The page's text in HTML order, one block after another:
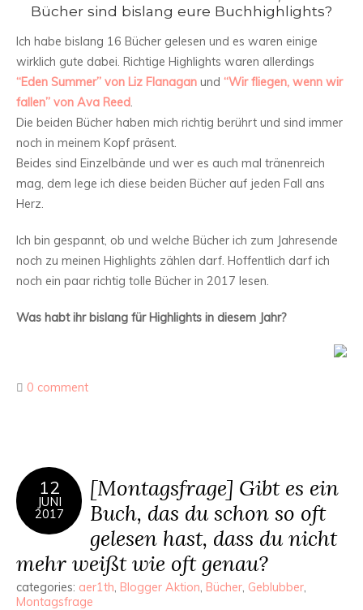
Bücher sind bislang eure Buchhighlights?
Ich habe bislang 16 Bücher gelesen und es waren einige
wirklich gute dabei. Richtige Highlights waren allerdings
“Eden Summer” von Liz Flanagan und “Wir fliegen, wenn wir
fallen” von Ava Reed.
Die beiden Bücher haben mich richtig berührt und sind immer
noch in meinem Kopf präsent.
Beides sind Einzelbände und wer es auch mal tränenreich
mag, dem lege ich diese beiden Bücher auf jeden Fall ans
Herz.
Ich bin gespannt, ob und welche Bücher ich zum Jahresende
noch zu meinen Highlights zählen darf. Hoffentlich darf ich
noch ein paar richtig tolle Bücher in 2017 lesen.
Was habt ihr bislang für Highlights in diesem Jahr?
0 comment
12
JUNI
2017
[Montagsfrage] Gibt es ein
Buch, das du schon so oft
gelesen hast, dass du nicht
mehr weißt wie oft genau?
categories: aer1th, Blogger Aktion, Bücher, Geblubber,
Montagsfrage